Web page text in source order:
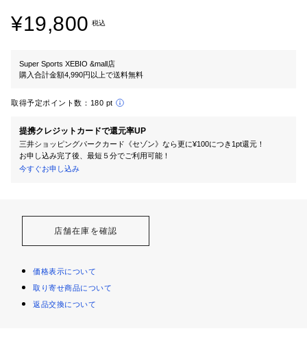
¥19,800 税込
Super Sports XEBIO &mall店
購入合計金額4,990円以上で送料無料
取得予定ポイント数： 180 pt
提携クレジットカードで還元率UP
三井ショッピングパークカード《セゾン》なら更に¥100につき1pt還元！
お申し込み完了後、最短５分でご利用可能！
今すぐお申し込み
店舗在庫を確認
価格表示について
取り寄せ商品について
返品交換について